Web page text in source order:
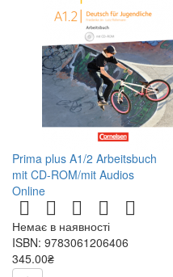
Prima plus A1/2 Arbeitsbuch
mit CD-ROM/mit Audios
Online
Немає в наявності
ISBN: 9783061206406
345.00₴